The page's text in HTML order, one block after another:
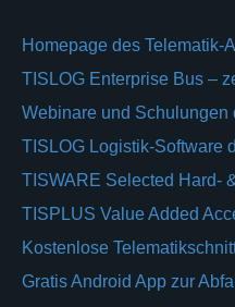
Homepage des Telematik-
TISLOG Enterprise Bus –
Webinare und Schulungen
TISLOG Logistik-Software
TISWARE Selected Hard-
TISPLUS Value Added
Kostenlose
Gratis Android App zur